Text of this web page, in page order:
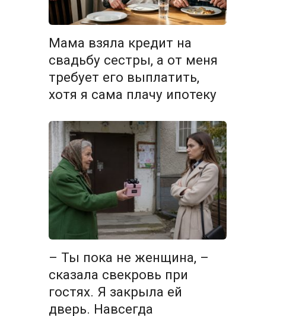
Мама взяла кредит на
свадьбу сестры, а от меня
требует его выплатить,
хотя я сама плачу ипотеку
– Ты пока не женщина, –
сказала свекровь при
гостях. Я закрыла ей
дверь. Навсегда